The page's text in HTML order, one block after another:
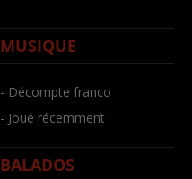
MUSIQUE
- Décompte franco
- Joué récemment
BALADOS